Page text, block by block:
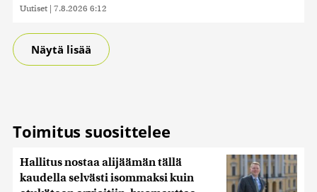
Uutiset | 7.8.2026 6:12
Näytä lisää
Toimitus suosittelee
Hallitus nostaa alijäämän tällä
kaudella selvästi isommaksi kuin